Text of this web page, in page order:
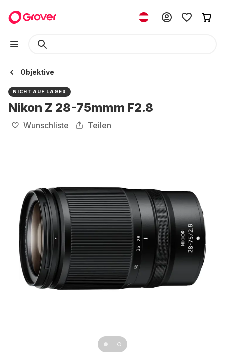
Objektive
NICHT AUF LAGER
Nikon Z 28-75mmm F2.8
Wunschliste Teilen